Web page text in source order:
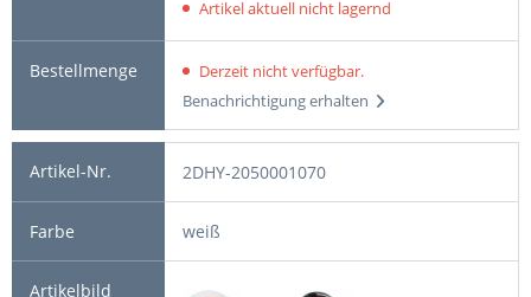
Artikel aktuell nicht lagernd
Derzeit nicht verfügbar.
Benachrichtigung erhalten
2DHY-2050001070
weiß